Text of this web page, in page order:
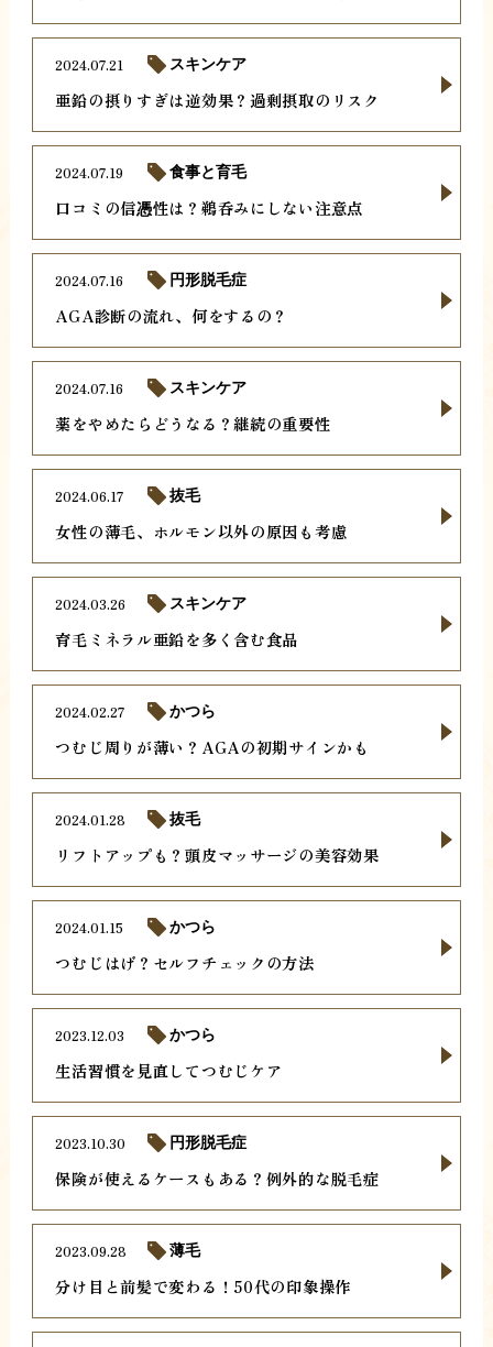
亜鉛の摂りすぎは逆効果？過剰摂取のリスク
2024.07.21 スキンケア
口コミの信憑性は？鵜呑みにしない注意点
2024.07.19 食事と育毛
AGA診断の流れ、何をするの？
2024.07.16 円形脱毛症
薬をやめたらどうなる？継続の重要性
2024.07.16 スキンケア
女性の薄毛、ホルモン以外の原因も考慮
2024.06.17 抜毛
育毛ミネラル亜鉛を多く含む食品
2024.03.26 スキンケア
つむじ周りが薄い？AGAの初期サインかも
2024.02.27 かつら
リフトアップも？頭皮マッサージの美容効果
2024.01.28 抜毛
つむじはげ？セルフチェックの方法
2024.01.15 かつら
生活習慣を見直してつむじケア
2023.12.03 かつら
保険が使えるケースもある？例外的な脱毛症
2023.10.30 円形脱毛症
分け目と前髪で変わる！50代の印象操作
2023.09.28 薄毛